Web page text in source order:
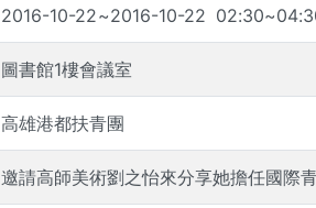
2016-10-22~2016-10-22 02:30~04:
圖書館1樓會議室
高雄港都扶青團
邀請高師美術劉之怡來分享她擔任國際